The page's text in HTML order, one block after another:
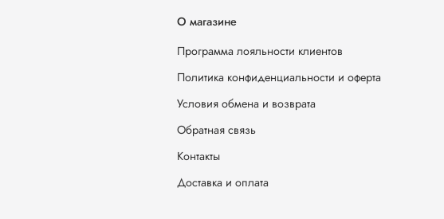
О магазине
Программа лояльности клиентов
Политика конфиденциальности и оферта
Условия обмена и возврата
Обратная связь
Контакты
Доставка и оплата